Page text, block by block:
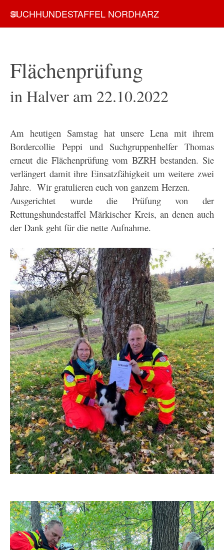
SUCHHUNDESTAFFEL NORDHARZ
Flächenprüfung
in Halver am 22.10.2022
Am heutigen Samstag hat unsere Lena mit ihrem
Bordercollie Peppi und Suchgruppenhelfer Thomas
erneut die Flächenprüfung vom BZRH bestanden. Sie
verlängert damit ihre Einsatzfähigkeit um weitere zwei
Jahre. Wir gratulieren euch von ganzem Herzen.
Ausgerichtet wurde die Prüfung von der
Rettungshundestaffel Märkischer Kreis, an denen auch
der Dank geht für die nette Aufnahme.